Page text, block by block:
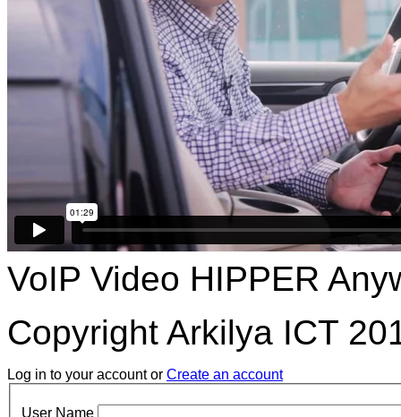
VoIP Video HIPPER
Copyright Arkilya ICT
Log in to your account or Create an account
User Name